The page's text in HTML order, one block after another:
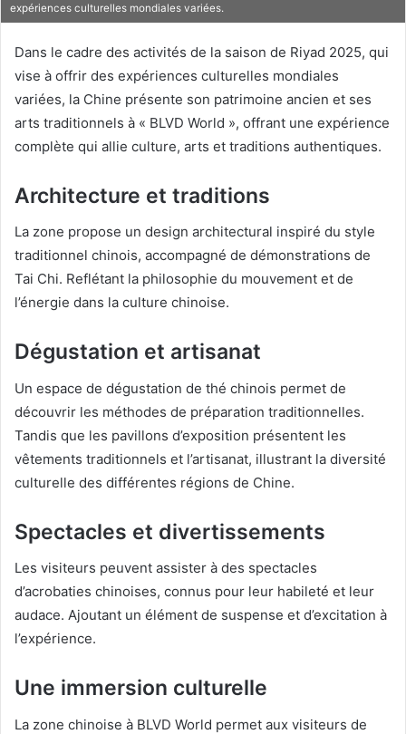
expériences culturelles mondiales variées.
Dans le cadre des activités de la saison de Riyad 2025, qui
vise à offrir des expériences culturelles mondiales
variées, la Chine présente son patrimoine ancien et ses
arts traditionnels à « BLVD World », offrant une expérience
complète qui allie culture, arts et traditions authentiques.
Architecture et traditions
La zone propose un design architectural inspiré du style
traditionnel chinois, accompagné de démonstrations de
Tai Chi. Reflétant la philosophie du mouvement et de
l’énergie dans la culture chinoise.
Dégustation et artisanat
Un espace de dégustation de thé chinois permet de
découvrir les méthodes de préparation traditionnelles.
Tandis que les pavillons d’exposition présentent les
vêtements traditionnels et l’artisanat, illustrant la diversité
culturelle des différentes régions de Chine.
Spectacles et divertissements
Les visiteurs peuvent assister à des spectacles
d’acrobaties chinoises, connus pour leur habileté et leur
audace. Ajoutant un élément de suspense et d’excitation à
l’expérience.
Une immersion culturelle
La zone chinoise à BLVD World permet aux visiteurs de